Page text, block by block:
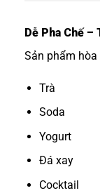
Dễ Pha Chế
Sản phẩm
Trà
Soda
Yogurt
Đá xay
Cocktail